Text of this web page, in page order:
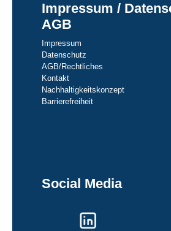
Impressum /
AGB
Impressum
Datenschutz
AGB/Rechtliches
Kontakt
Nachhaltigkeitskonzept
Barrierefreiheit
Social Media